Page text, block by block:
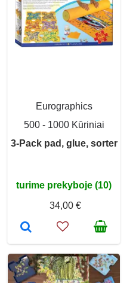
Eurographics
500 - 1000 Kūriniai
3-Pack pad, glue, sorter
turime prekyboje (10)
34,00 €